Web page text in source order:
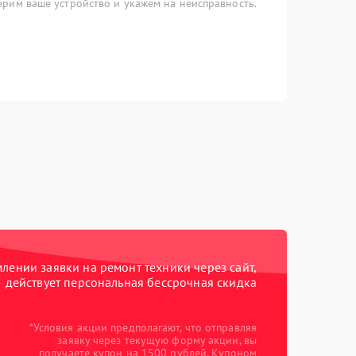
ваше устройство и укажем на неисправность.
заявки на ремонт техники через сайт,
действует персональная бессрочная скидка
*Условия акции предполагают, что отправляя
заявку через текущую форму акции, вы
получаете купон на 1500 рублей. Купоном